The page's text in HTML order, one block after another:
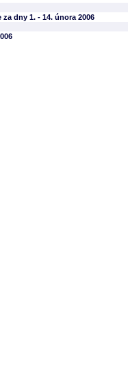
dny 1. - 14. února 2006